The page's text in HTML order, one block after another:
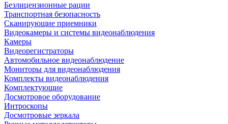
Безлицензионные рации
Транспортная безопасность
Сканирующие приемники
Видеокамеры и системы видеонаблюдения
Камеры
Видеорегистраторы
Автомобильное видеонаблюдение
Мониторы для видеонаблюдения
Комплекты видеонаблюдения
Комплектующие
Досмотровое оборудование
Интроскопы
Досмотровые зеркала